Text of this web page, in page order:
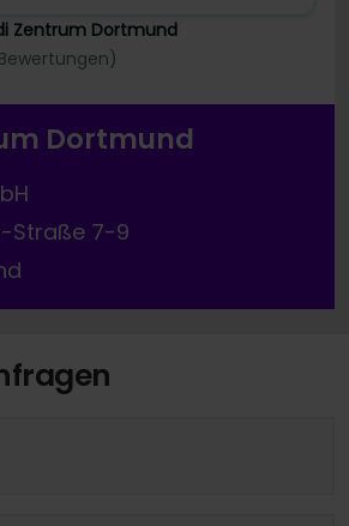
Zentrum Dortmund
Bewertungen)
Dortmund
Straße 7-9